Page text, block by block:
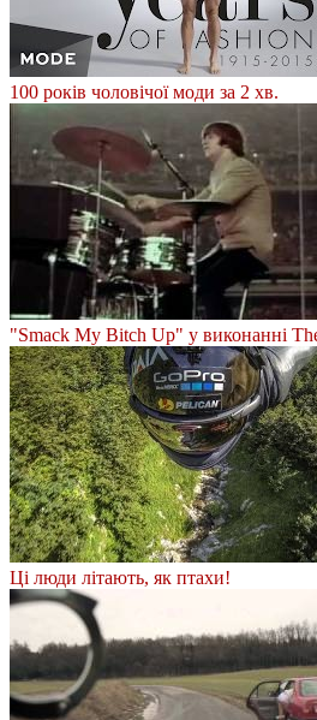
100 років чоловічої моди за 2 хв.
"Smack My Bitch Up" у виконанні
Ці люди літають, як птахи!